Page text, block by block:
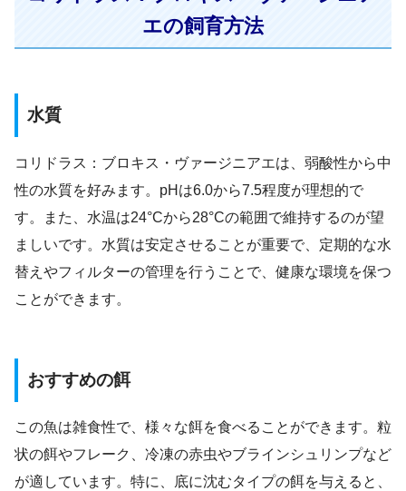
エの飼育方法
水質
コリドラス：ブロキス・ヴァージニアエは、弱酸性から中
性の水質を好みます。pHは6.0から7.5程度が理想的で
す。また、水温は24°Cから28°Cの範囲で維持するのが望
ましいです。水質は安定させることが重要で、定期的な水
替えやフィルターの管理を行うことで、健康な環境を保つ
ことができます。
おすすめの餌
この魚は雑食性で、様々な餌を食べることができます。粒
状の餌やフレーク、冷凍の赤虫やブラインシュリンプなど
が適しています。特に、底に沈むタイプの餌を与えると、